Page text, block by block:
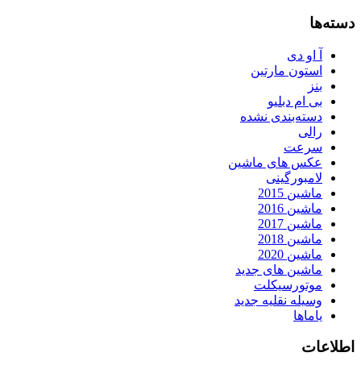
دسته‌ها
آ او دی
استون مارتین
بنز
بی ام دبلیو
دسته‌بندی نشده
رالی
سرعت
عکس های ماشین
لامبورگینی
ماشین 2015
ماشین 2016
ماشین 2017
ماشین 2018
ماشین 2020
ماشین های جدید
موتورسیکلت
وسیله نقلیه جدید
یاماها
اطلاعات